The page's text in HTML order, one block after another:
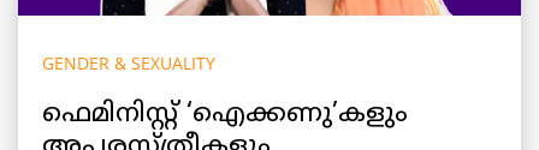
GENDER & SEXUALITY
ഫെമിനിസ്റ്റ് ‘ഐക്കണു’കളും